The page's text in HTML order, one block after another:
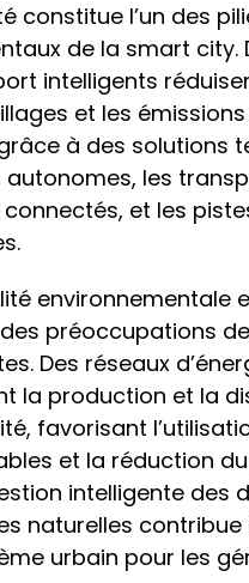
constitue l’un des
de la smart city.
intelligents
et les
à des solutions
autonomes, les
et les
environnementale
préoccupations
Des réseaux
la production et la
favorisant
et la réduction
intelligente des
naturelles contribue
urbain pour les